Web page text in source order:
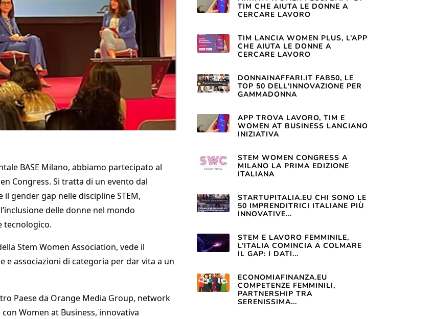
BASE Milano, abbiamo partecipato al
Congress. Si tratta di un evento dal
gender gap nelle discipline STEM,
delle donne nel mondo
tecnologico.
Stem Women Association, vede il
associazioni di categoria per dar vita a un
Paese da Orange Media Group, network
Women at Business, innovativa
TIM CHE AIUTA LE DONNE A
CERCARE LAVORO
TIM LANCIA WOMEN PLUS, L’APP
CHE AIUTA LE DONNE A
CERCARE LAVORO
DONNAINAFFARI.IT FAB50, LE
TOP 50 DELL'INNOVAZIONE PER
GAMMADONNA
APP TROVA LAVORO, TIM E
WOMEN AT BUSINESS LANCIANO
INIZIATIVA
STEM WOMEN CONGRESS A
MILANO LA PRIMA EDIZIONE
ITALIANA
STARTUPITALIA.EU CHI SONO LE
50 IMPRENDITRICI ITALIANE PIÙ
INNOVATIVE...
STEM E LAVORO FEMMINILE,
L’ITALIA COMINCIA A COLMARE
IL GAP: I DATI...
ECONOMIAFINANZA.EU
COMPETENZE FEMMINILI,
PARTNERSHIP TRA
SERENISSIMA...